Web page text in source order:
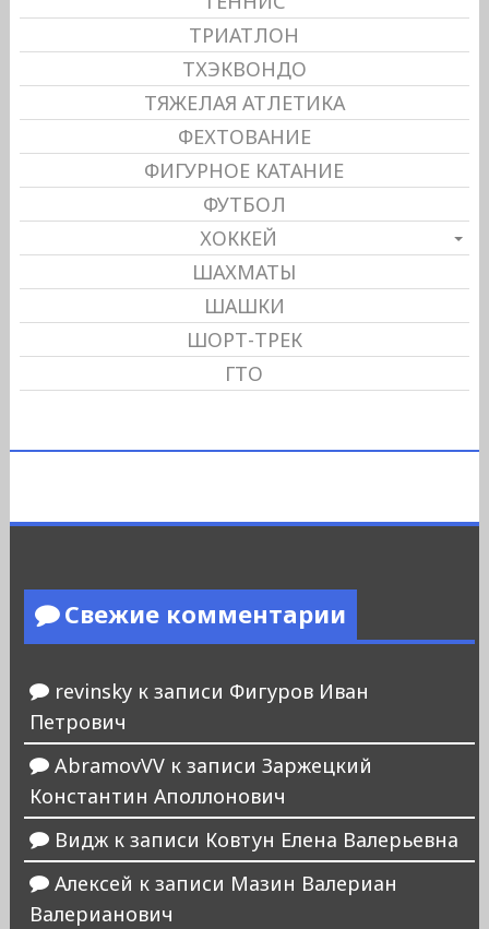
ТРИАТЛОН
ТХЭКВОНДО
ТЯЖЕЛАЯ АТЛЕТИКА
ФЕХТОВАНИЕ
ФИГУРНОЕ КАТАНИЕ
ФУТБОЛ
ХОККЕЙ
ШАХМАТЫ
ШАШКИ
ШОРТ-ТРЕК
ГТО
Свежие комментарии
revinskyк записи Фигуров Иван
Петрович
AbramovVVк записи Заржецкий
Константин Аполлонович
Виджк записи Ковтун Елена Валерьевна
Алексей к записи Мазин Валериан
Валерианович